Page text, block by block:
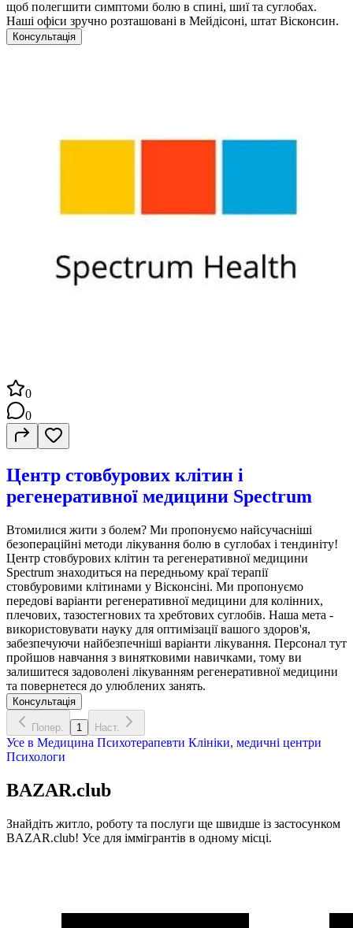
щоб полегшити симптоми болю в спині, шиї та суглобах.
Наші офіси зручно розташовані в Мейдісоні, штат Вісконсин.
Консультація
0
0
Центр стовбурових клітин і
регенеративної медицини Spectrum
Втомилися жити з болем? Ми пропонуємо найсучасніші
безопераційні методи лікування болю в суглобах і тендиніту!
Центр стовбурових клітин та регенеративної медицини
Spectrum знаходиться на передньому краї терапії
стовбуровими клітинами у Вісконсіні. Ми пропонуємо
передові варіанти регенеративної медицини для колінних,
плечових, тазостегнових та хребтових суглобів. Наша мета -
використовувати науку для оптимізації вашого здоров'я,
забезпечуючи найбезпечніші варіанти лікування. Персонал тут
пройшов навчання з винятковими навичками, тому ви
залишитеся задоволені лікуванням регенеративної медицини
та повернетеся до улюблених занять.
Консультація
Попер. 1 Наст.
Усе в Медицина Психотерапевти Клініки, медичні центри
Психологи
BAZAR.club
Знайдіть житло, роботу та послуги ще швидше із застосунком
BAZAR.club! Усе для іммігрантів в одному місці.